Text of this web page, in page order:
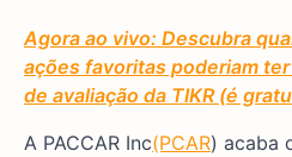
Agora ao vivo: Descubra
ações favoritas poderiam
de avaliação da TIKR (é
A PACCAR Inc(PCAR) acaba